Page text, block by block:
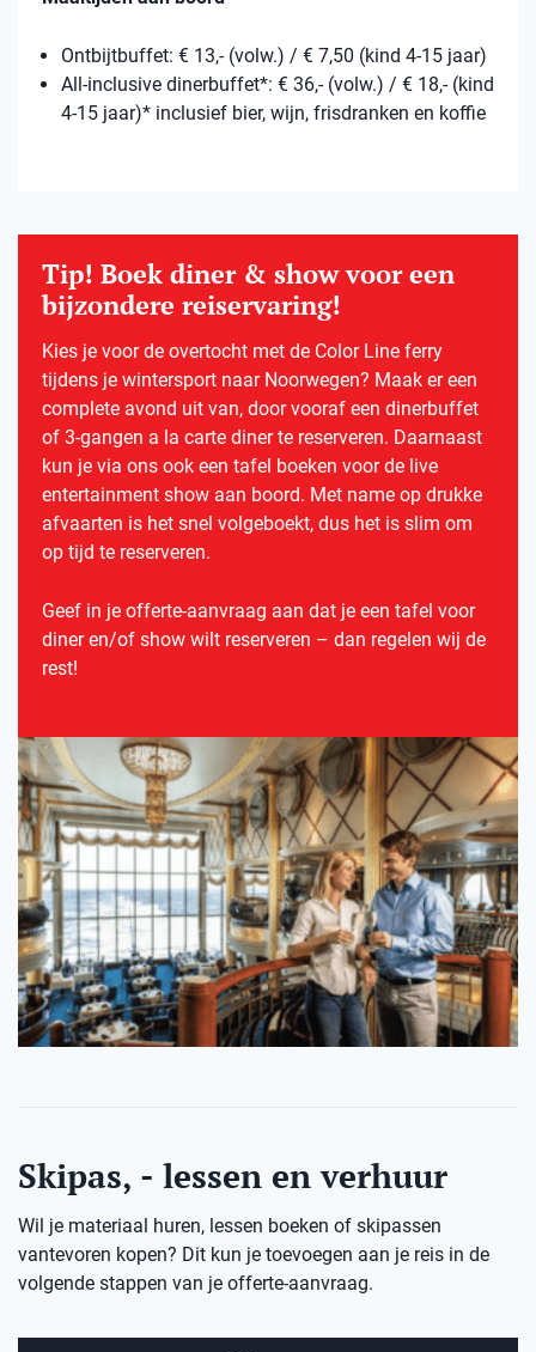
Ontbijtbuffet: € 13,- (volw.) / € 7,50 (kind 4-15 jaar)
All-inclusive dinerbuffet*: € 36,- (volw.) / € 18,- (kind
4-15 jaar)* inclusief bier, wijn, frisdranken en koffie
Tip! Boek diner & show voor een
bijzondere reiservaring!
Kies je voor de overtocht met de Color Line ferry
tijdens je wintersport naar Noorwegen? Maak er een
complete avond uit van, door vooraf een dinerbuffet
of 3-gangen a la carte diner te reserveren. Daarnaast
kun je via ons ook een tafel boeken voor de live
entertainment show aan boord. Met name op drukke
afvaarten is het snel volgeboekt, dus het is slim om
op tijd te reserveren.
Geef in je offerte-aanvraag aan dat je een tafel voor
diner en/of show wilt reserveren – dan regelen wij de
rest!
Skipas, - lessen en verhuur
Wil je materiaal huren, lessen boeken of skipassen
vantevoren kopen? Dit kun je toevoegen aan je reis in de
volgende stappen van je offerte-aanvraag.